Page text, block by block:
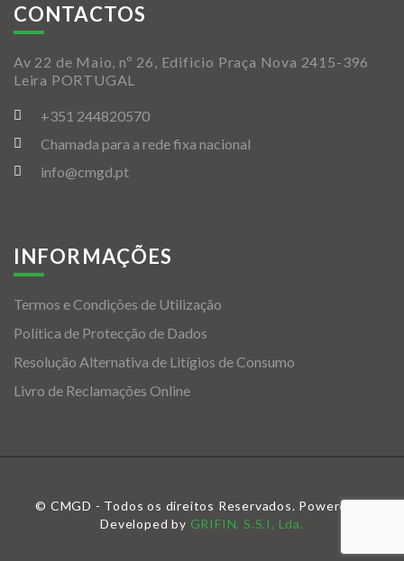
CONTACTOS
Av 22 de Maio, nº 26, Edificio Praça Nova 2415-396
Leira PORTUGAL
+351 244820570
Chamada para a rede fixa nacional
info@cmgd.pt
INFORMAÇÕES
Termos e Condições de Utilização
Política de Protecção de Dados
Resolução Alternativa de Litígios de Consumo
Livro de Reclamações Online
© CMGD - Todos os direitos Reservados. Powered &
Developed by GRIFIN, S.S.I, Lda.